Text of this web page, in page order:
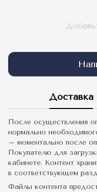
Доставка
После осуществления
нормально
– моментально после
Покупателю для
кабинете. Контент
в соответствующем
Файлы контента